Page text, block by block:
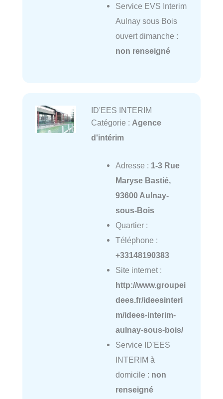
Service EVS Interim
Aulnay sous Bois
ouvert dimanche :
non renseigné
ID'EES INTERIM
Catégorie : Agence
d'intérim
Adresse : 1-3 Rue
Maryse Bastié,
93600 Aulnay-
sous-Bois
Quartier :
Téléphone :
+33148190383
Site internet :
http://www.groupei
dees.fr/ideesinteri
m/idees-interim-
aulnay-sous-bois/
Service ID'EES
INTERIM à
domicile : non
renseigné